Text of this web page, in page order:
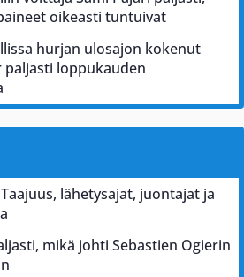
oikeasti tuntuivat
hurjan ulosajon kokenut
paljasti loppukauden
lähetysajat, juontajat ja
mikä johti Sebastien Ogierin